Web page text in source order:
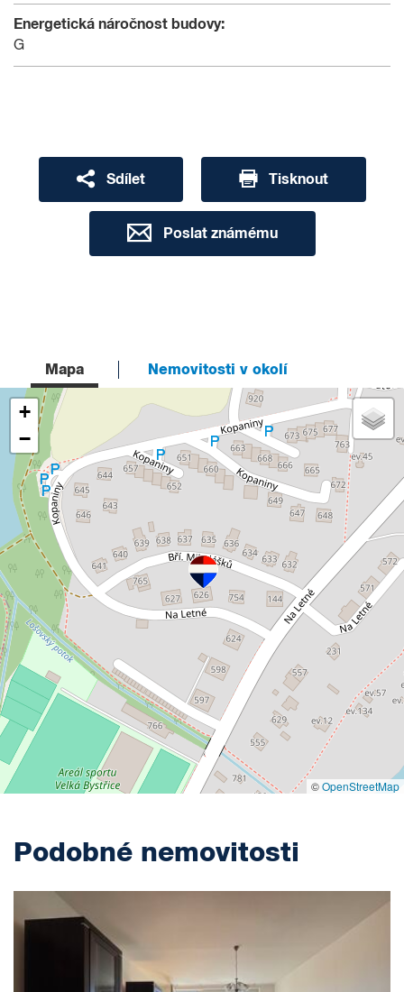
Energetická náročnost budovy:
G
Sdílet Tisknout
Poslat známému
Mapa Nemovitosti v okolí
+
−
©OpenStreetMap
Podobné nemovitosti